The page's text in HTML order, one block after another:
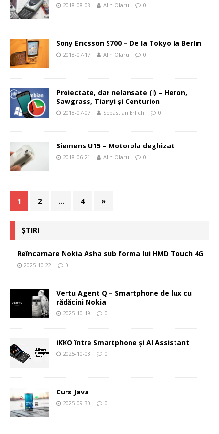
2018-08-08 Alin Olaru 0
Sony Ericsson S700 – De la Tokyo la Berlin
2018-07-17 Alin Olaru 0
Proiectate, dar nelansate (I) – Heron,
Sawgrass, Tianyi şi Centurion
2018-07-07 Sebastian Erlich 0
Siemens U15 – Motorola deghizat
2018-06-21 Alin Olaru 0
1 2 … 4 »
ȘTIRI
Reîncarnare Nokia Asha sub forma lui HMD Touch 4G
2025-10-22 0
Vertu Agent Q – Smartphone de lux cu
rădăcini Nokia
2025-10-19 0
iKKO între Smartphone și AI Assistant
2025-10-03 0
Curs Java
2025-09-30 0